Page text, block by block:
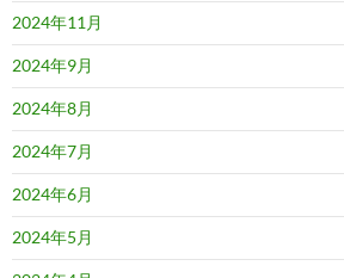
2024年11月
2024年9月
2024年8月
2024年7月
2024年6月
2024年5月